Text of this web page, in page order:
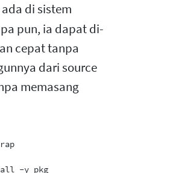
di sistem
pun, ia dapat di-
cepat tanpa
dari source
memasang
-y pkg